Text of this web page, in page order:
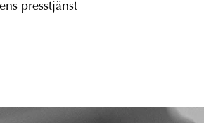
presstjänst